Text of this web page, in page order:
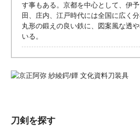
す事もある。京都を中心として、伊
田、庄内、江戸時代には全国に広く
丸形の鍛えの良い鉄に、図案風な透
いる。
刀剣を探す